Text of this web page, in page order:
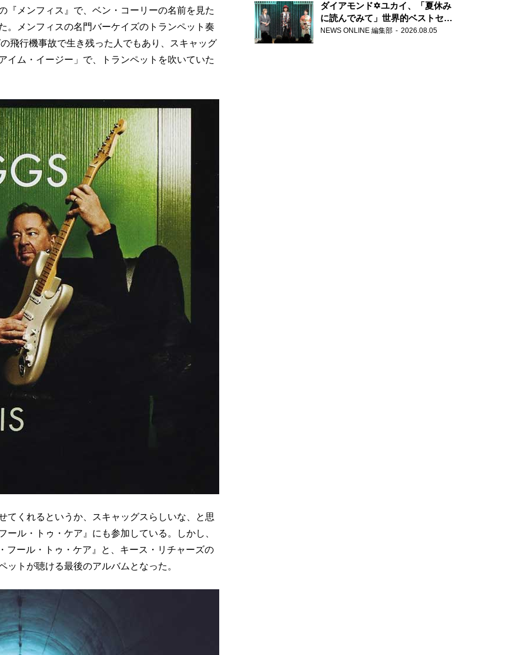
『メンフィス』で、ベン・コーリーの名前を見た
。メンフィスの名門バーケイズのトランペット奏
飛行機事故で生き残った人でもあり、スキャッグ
イム・イージー」で、トランペットを吹いていた
てくれるというか、スキャッグスらしいな、と思
ール・トゥ・ケア』にも参加している。しかし、
フール・トゥ・ケア』と、キース・リチャーズの
ットが聴ける最後のアルバムとなった。
ダイアモンド✡ユカイ、「夏休み
に読んでみて」世界的ベストセラ
ー『アナスタシア』を紹介
NEWS ONLINE 編集部 2026.08.05